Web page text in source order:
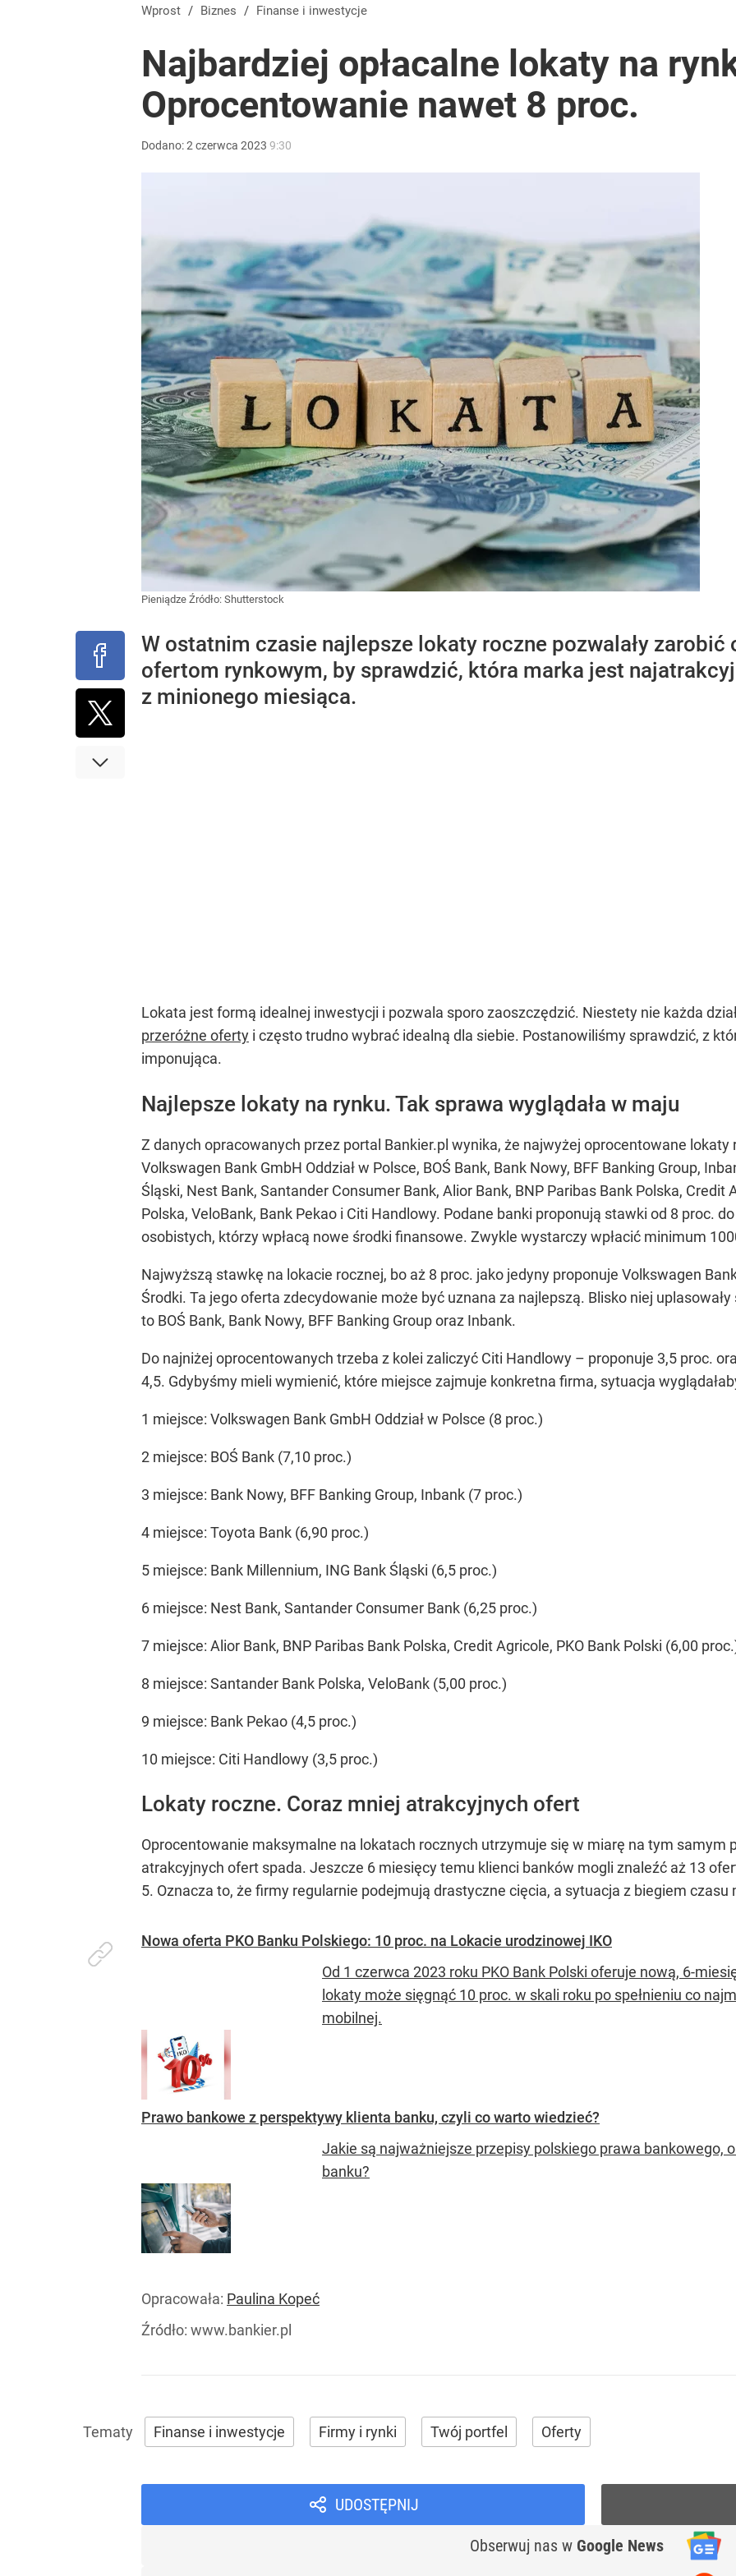
Wprost / Biznes / Finanse i inwestycje
Najbardziej opłacalne lokaty na
Oprocentowanie nawet 8 proc.
Dodano:2 czerwca 2023 9:30
Pieniądze Źródło: Shutterstock
W ostatnim czasie najlepsze lokaty roczne pozwalały zarobić
ofertom rynkowym, by sprawdzić, która marka jest
z minionego miesiąca.
Lokata jest formą idealnej inwestycji i pozwala sporo zaoszczędzić. Niestety nie każda
przeróżne oferty i często trudno wybrać idealną dla siebie. Postanowiliśmy sprawdzić, z
imponująca.
Najlepsze lokaty na rynku. Tak sprawa wyglądała w maju
Z danych opracowanych przez portal Bankier.pl wynika, że najwyżej oprocentowane
Volkswagen Bank GmbH Oddział w Polsce, BOŚ Bank, Bank Nowy, BFF Banking Group,
Śląski, Nest Bank, Santander Consumer Bank, Alior Bank, BNP Paribas Bank Polska, Credit
Polska, VeloBank, Bank Pekao i Citi Handlowy. Podane banki proponują stawki od 8 proc.
osobistych, którzy wpłacą nowe środki finansowe. Zwykle wystarczy wpłacić minimum
Najwyższą stawkę na lokacie rocznej, bo aż 8 proc. jako jedyny proponuje Volkswagen
Środki. Ta jego oferta zdecydowanie może być uznana za najlepszą. Blisko niej
to BOŚ Bank, Bank Nowy, BFF Banking Group oraz Inbank.
Do najniżej oprocentowanych trzeba z kolei zaliczyć Citi Handlowy – proponuje 3,5 proc.
4,5. Gdybyśmy mieli wymienić, które miejsce zajmuje konkretna firma, sytuacja
1 miejsce: Volkswagen Bank GmbH Oddział w Polsce (8 proc.)
2 miejsce: BOŚ Bank (7,10 proc.)
3 miejsce: Bank Nowy, BFF Banking Group, Inbank (7 proc.)
4 miejsce: Toyota Bank (6,90 proc.)
5 miejsce: Bank Millennium, ING Bank Śląski (6,5 proc.)
6 miejsce: Nest Bank, Santander Consumer Bank (6,25 proc.)
7 miejsce: Alior Bank, BNP Paribas Bank Polska, Credit Agricole, PKO Bank Polski (6,00
8 miejsce: Santander Bank Polska, VeloBank (5,00 proc.)
9 miejsce: Bank Pekao (4,5 proc.)
10 miejsce: Citi Handlowy (3,5 proc.)
Lokaty roczne. Coraz mniej atrakcyjnych ofert
Oprocentowanie maksymalne na lokatach rocznych utrzymuje się w miarę na tym samym
atrakcyjnych ofert spada. Jeszcze 6 miesięcy temu klienci banków mogli znaleźć aż 13
5. Oznacza to, że firmy regularnie podejmują drastyczne cięcia, a sytuacja z biegiem czasu
Nowa oferta PKO Banku Polskiego: 10 proc. na Lokacie urodzinowej IKO
Od 1 czerwca 2023 roku PKO Bank Polski oferuje nową, 6-
lokaty może sięgnąć 10 proc. w skali roku po spełnieniu co
mobilnej.
Prawo bankowe z perspektywy klienta banku, czyli co warto wiedzieć?
Jakie są najważniejsze przepisy polskiego prawa bankowego,
banku?
Opracowała: Paulina Kopeć
Źródło: www.bankier.pl
Finanse i inwestycje Firmy i rynki Twój portfel Oferty
UDOSTĘPNIJ
Obserwuj nas w Google News